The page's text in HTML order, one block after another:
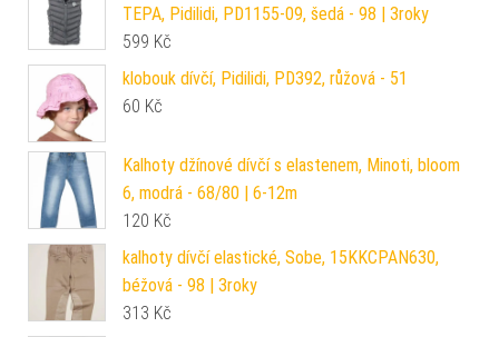
TEPA, Pidilidi, PD1155-09, šedá - 98 | 3roky
599 Kč
klobouk dívčí, Pidilidi, PD392, růžová - 51
60 Kč
Kalhoty džínové dívčí s elastenem, Minoti, bloom
6, modrá - 68/80 | 6-12m
120 Kč
kalhoty dívčí elastické, Sobe, 15KKCPAN630,
béžová - 98 | 3roky
313 Kč